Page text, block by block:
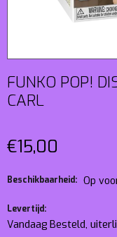
FUNKO POP!
CARL
€15,00
Beschikbaarheid: Op
Levertijd:
Vandaag Besteld,